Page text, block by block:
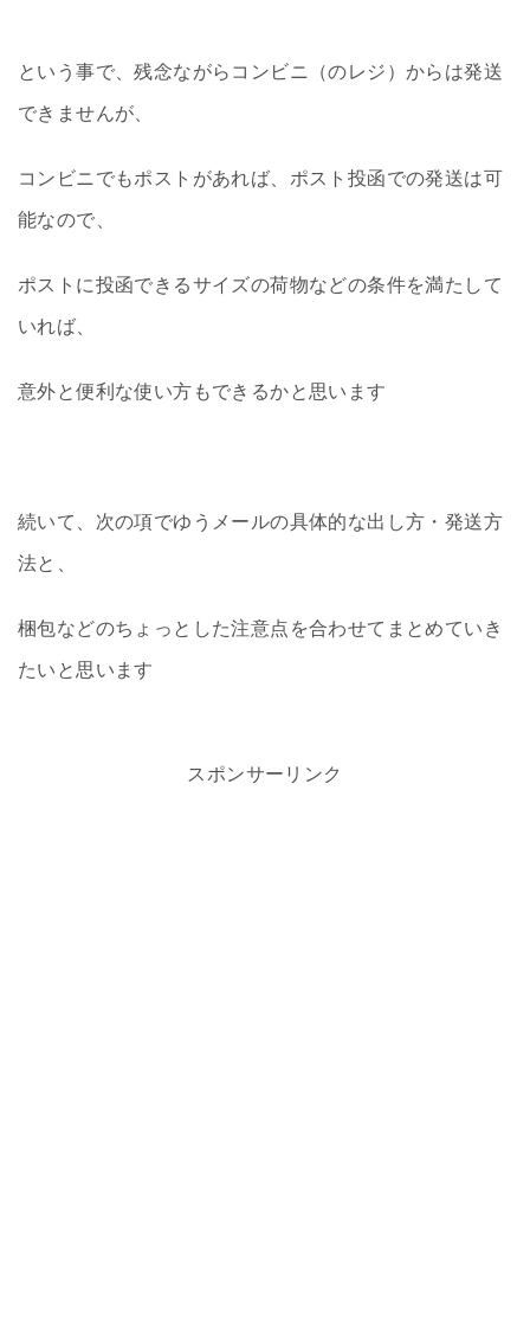
という事で、残念ながらコンビニ（のレジ）からは発送
できませんが、
コンビニでもポストがあれば、ポスト投函での発送は可
能なので、
ポストに投函できるサイズの荷物などの条件を満たして
いれば、
意外と便利な使い方もできるかと思います
続いて、次の項でゆうメールの具体的な出し方・発送方
法と、
梱包などのちょっとした注意点を合わせてまとめていき
たいと思います
スポンサーリンク